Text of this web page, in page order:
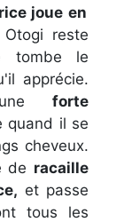
joue en
Otogi reste
tombe le
apprécie.
une forte
quand il se
cheveux.
de racaille
et passe
tous les